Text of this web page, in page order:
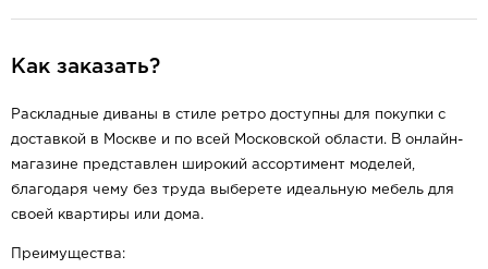
Как заказать?
Раскладные диваны в стиле ретро доступны для покупки с
доставкой в Москве и по всей Московской области. В онлайн-
магазине представлен широкий ассортимент моделей,
благодаря чему без труда выберете идеальную мебель для
своей квартиры или дома.
Преимущества: